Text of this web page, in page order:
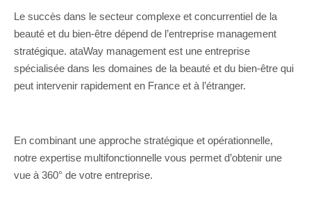
Le succès dans le secteur complexe et concurrentiel de la
beauté et du bien-être dépend de l’entreprise management
stratégique. ataWay management est une entreprise
spécialisée dans les domaines de la beauté et du bien-être qui
peut intervenir rapidement en France et à l’étranger.
En combinant une approche stratégique et opérationnelle,
notre expertise multifonctionnelle vous permet d’obtenir une
vue à 360° de votre entreprise.